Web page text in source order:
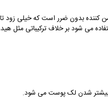
بدون ضرر است که خیلی زود
می شود بر خلاف ترکیباتی مثل